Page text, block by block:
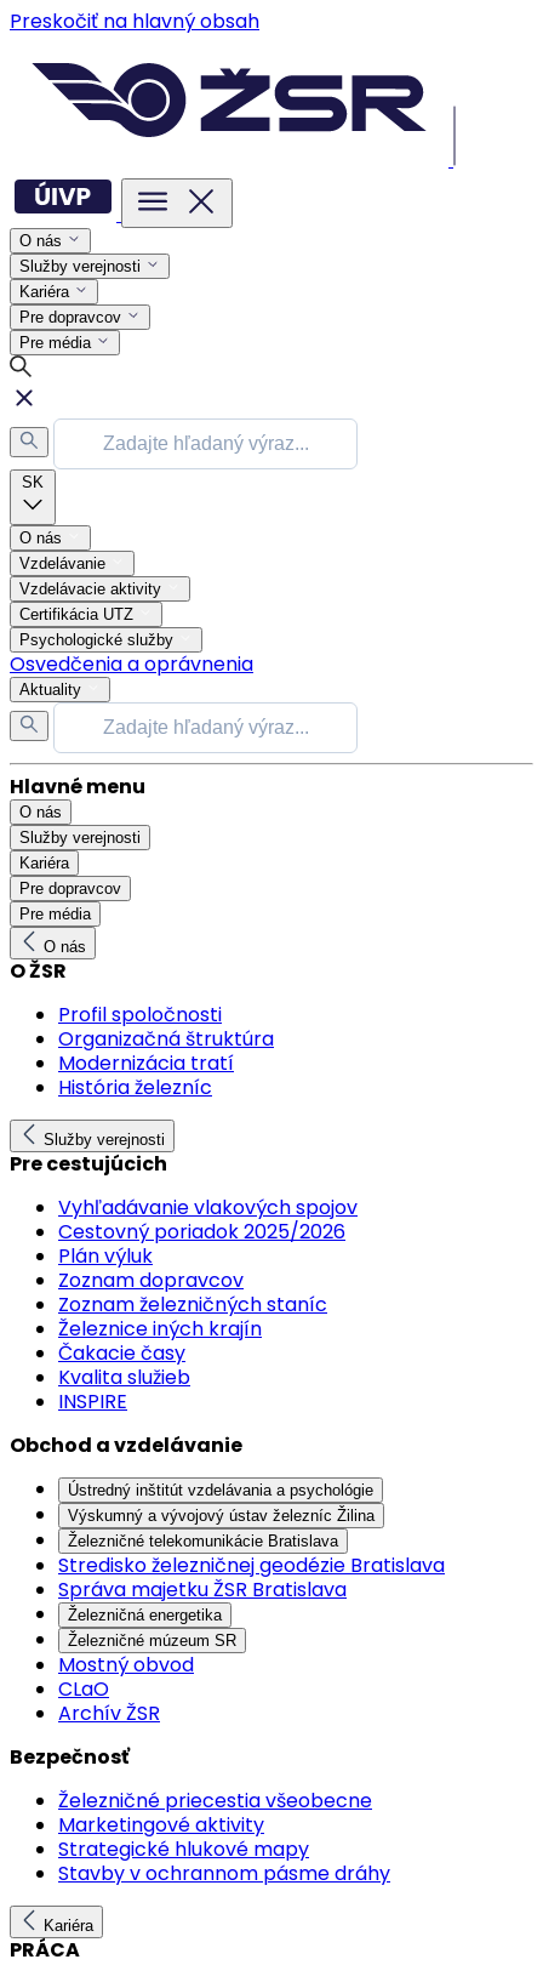
Preskočiť na hlavný obsah
O nás
Služby verejnosti
Kariéra
Pre dopravcov
Pre média
SK
O nás
Vzdelávanie
Vzdelávacie aktivity
Certifikácia UTZ
Psychologické služby
Osvedčenia a oprávnenia
Aktuality
Hlavné menu
O nás
Služby verejnosti
Kariéra
Pre dopravcov
Pre média
O nás
O ŽSR
Profil spoločnosti
Organizačná štruktúra
Modernizácia tratí
História železníc
Služby verejnosti
Pre cestujúcich
Vyhľadávanie vlakových spojov
Cestovný poriadok 2025/2026
Plán výluk
Zoznam dopravcov
Zoznam železničných staníc
Železnice iných krajín
Čakacie časy
Kvalita služieb
INSPIRE
Obchod a vzdelávanie
Ústredný inštitút vzdelávania a psychológie
Výskumný a vývojový ústav železníc Žilina
Železničné telekomunikácie Bratislava
Stredisko železničnej geodézie Bratislava
Správa majetku ŽSR Bratislava
Železničná energetika
Železničné múzeum SR
Mostný obvod
CLaO
Archív ŽSR
Bezpečnosť
Železničné priecestia všeobecne
Marketingové aktivity
Strategické hlukové mapy
Stavby v ochrannom pásme dráhy
Kariéra
PRÁCA